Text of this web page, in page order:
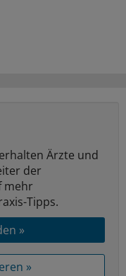
erhalten Ärzte und
der
mehr
Tipps.
»
»